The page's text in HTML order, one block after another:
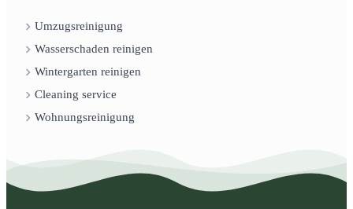
Umzugsreinigung
Wasserschaden reinigen
Wintergarten reinigen
Cleaning service
Wohnungsreinigung